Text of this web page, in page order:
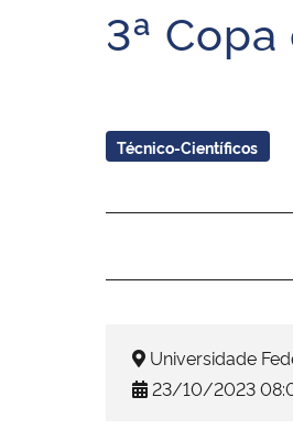
3ª
Técnico-Científicos
Universidade
23/10/2023